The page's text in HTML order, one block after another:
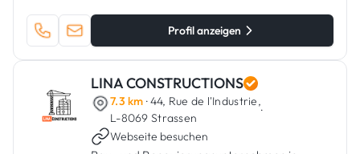
Profil anzeigen
LINA CONSTRUCTIONS
7.3 km · 44, Rue de l'Industrie,
L-8069 Strassen
·
Webseite besuchen